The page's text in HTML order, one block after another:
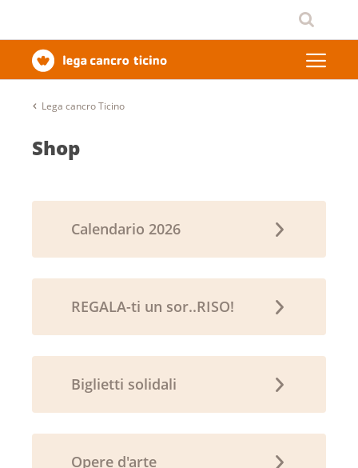
Lega cancro Ticino
Shop
Calendario 2026
REGALA-ti un sor..RISO!
Biglietti solidali
Opere d'arte